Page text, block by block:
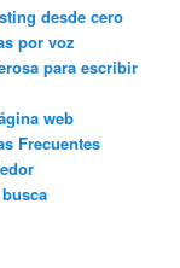
desde cero
por voz
para escribir
web
Frecuentes